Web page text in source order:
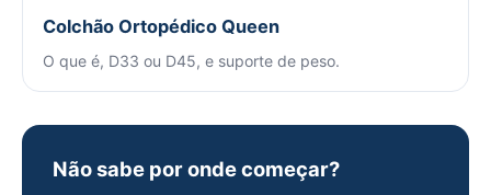
Colchão Ortopédico Queen
O que é, D33 ou D45, e suporte de peso.
Não sabe por onde começar?